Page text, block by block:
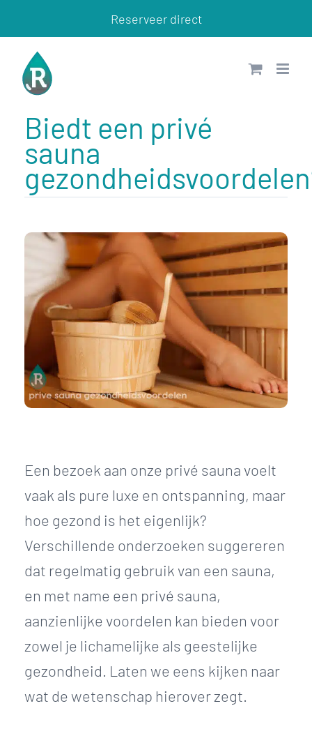
naar
inhoud
Reserveer direct
Biedt een privé
sauna
Een bezoek aan onze privé sauna voelt
vaak als pure luxe en ontspanning, maar
hoe gezond is het eigenlijk?
Verschillende onderzoeken suggereren
dat regelmatig gebruik van een sauna,
en met name een privé sauna,
aanzienlijke voordelen kan bieden voor
zowel je lichamelijke als geestelijke
gezondheid. Laten we eens kijken naar
wat de wetenschap hierover zegt.